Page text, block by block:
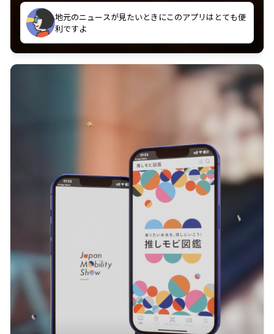
中京テレビのおもしろ番組が視聴可能地域外からも見
れるの嬉しいポイント
いつも利用させていただいております！